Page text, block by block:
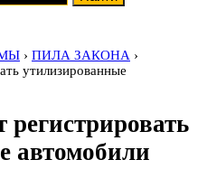
› ПИЛА ЗАКОНА ›
утилизированные
автомобили